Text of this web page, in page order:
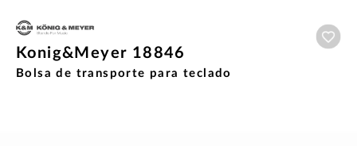
Konig&Meyer 18846
Bolsa de transporte para teclado